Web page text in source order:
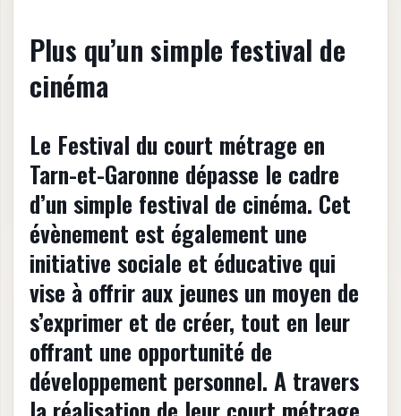
Plus qu’un simple festival de
cinéma
Le Festival du court métrage en
Tarn-et-Garonne dépasse le cadre
d’un simple festival de cinéma. Cet
évènement est également une
initiative sociale et éducative qui
vise à offrir aux jeunes un moyen de
s’exprimer et de créer, tout en leur
offrant une opportunité de
développement personnel. A travers